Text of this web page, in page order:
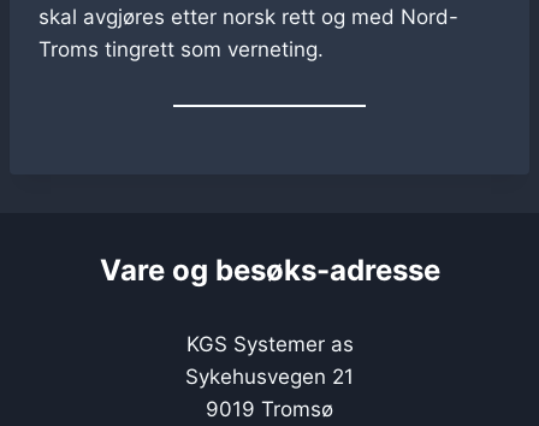
skal avgjøres etter norsk rett og med Nord-
Troms tingrett som verneting.
Vare og besøks-adresse
KGS Systemer as
Sykehusvegen 21
9019 Tromsø